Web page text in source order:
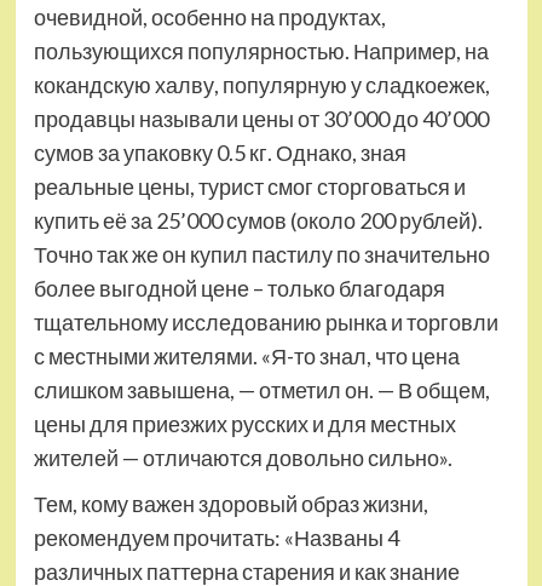
очевидной, особенно на продуктах,
пользующихся популярностью. Например, на
кокандскую халву, популярную у сладкоежек,
продавцы называли цены от 30’000 до 40’000
сумов за упаковку 0.5 кг. Однако, зная
реальные цены, турист смог сторговаться и
купить её за 25’000 сумов (около 200 рублей).
Точно так же он купил пастилу по значительно
более выгодной цене – только благодаря
тщательному исследованию рынка и торговли
с местными жителями. «Я-то знал, что цена
слишком завышена, — отметил он. — В общем,
цены для приезжих русских и для местных
жителей — отличаются довольно сильно».
Тем, кому важен здоровый образ жизни,
рекомендуем прочитать: «Названы 4
различных паттерна старения и как знание